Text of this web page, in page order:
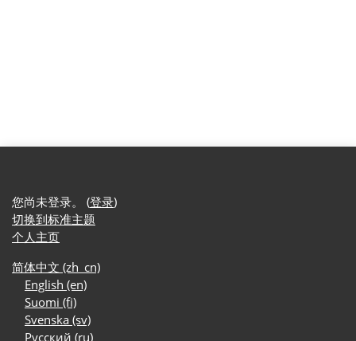
您尚未登录。 (登录)
切换到标准主题
个人主页
简体中文 ‎(zh_cn)‎
English ‎(en)‎
Suomi ‎(fi)‎
Svenska ‎(sv)‎
Русский ‎(ru)‎